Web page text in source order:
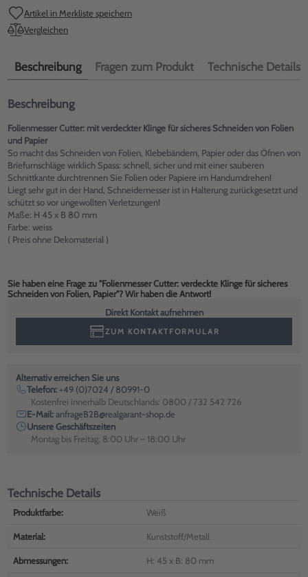
Artikel in Merkliste speichern
Vergleichen
Beschreibung Fragen zum Produkt Technische Details
Beschreibung
Folienmesser Cutter: mit verdeckter Klinge für sicheres Schneiden von Folien
und Papier
So macht das Schneiden von Folien, Klebebändern, Papier oder das Öfnen von
Briefumschläge wirklich Spass: schnell, sicher und mit einer sauberen
Schnittkante durchtrennen Sie Folien oder Papiere im Handumdrehen!
Liegt sehr gut in der Hand, Schneidemesser ist in Halterung zurückgesetzt und
schützt so vor ungewollten Verletzungen!
Maße: H 45 x B 80 mm
Farbe: weiss
( Preis ohne Dekomaterial )
Sie haben eine Frage zu "Folienmesser Cutter: verdeckte Klinge für sicheres
Schneiden von Folien, Papier"? Wir haben die Antwort!
Direkt Kontakt aufnehmen
ZUM KONTAKTFORMULAR
Alternativ erreichen Sie uns
Telefon: +49 (0)7024 / 80991-0
Kostenfrei innerhalb Deutschlands: 0800 / 732 542 726
E-Mail:anfrageB2B@realgarant-shop.de
Unsere Geschäftszeiten
Montag bis Freitag: 8:00 Uhr – 18:00 Uhr
Technische Details
Produktfarbe: Weiß
Material: Kunststoff/Metall
Abmessungen: H: 45 x B: 80 mm